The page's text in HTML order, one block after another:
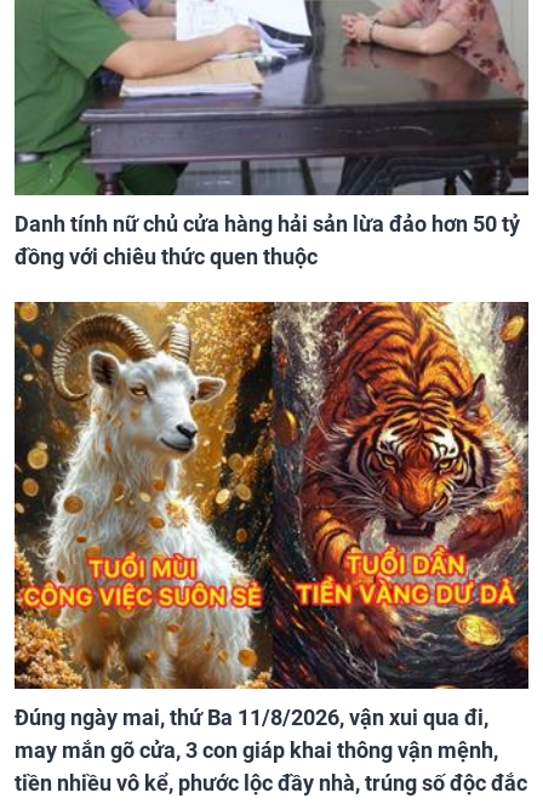
Danh tính nữ chủ cửa hàng hải sản lừa đảo hơn 50 tỷ
đồng với chiêu thức quen thuộc
Đúng ngày mai, thứ Ba 11/8/2026, vận xui qua đi,
may mắn gõ cửa, 3 con giáp khai thông vận mệnh,
tiền nhiều vô kể, phước lộc đầy nhà, trúng số độc đắc